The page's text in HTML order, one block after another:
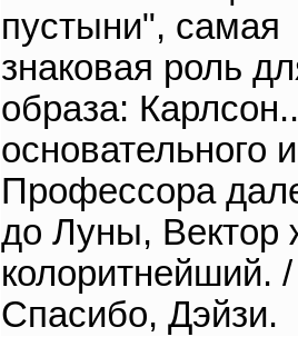
пустыни", самая
знаковая роль
образа:
основательного
Профессора
до Луны, Вектор
колоритнейший. /
Спасибо, Дэйзи.